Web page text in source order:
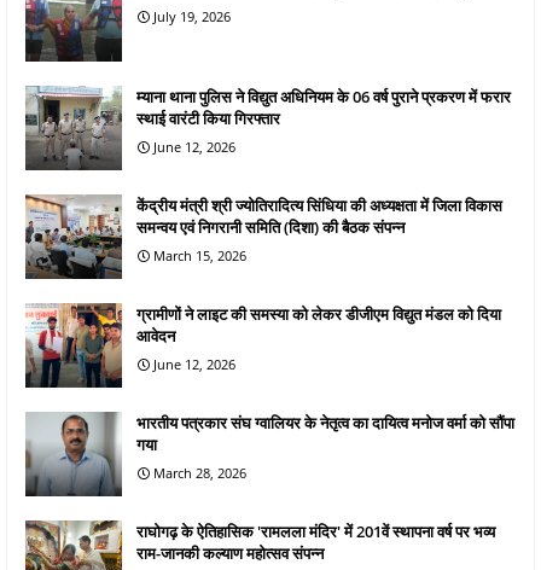
July 19, 2026
म्याना थाना पुलिस ने विद्युत अधिनियम के 06 वर्ष पुराने प्रकरण में फरार
स्थाई वारंटी किया गिरफ्तार
June 12, 2026
केंद्रीय मंत्री श्री ज्योतिरादित्य सिंधिया की अध्यक्षता में जिला विकास
समन्वय एवं निगरानी समिति (दिशा) की बैठक संपन्न
March 15, 2026
ग्रामीणों ने लाइट की समस्या को लेकर डीजीएम विद्युत मंडल को दिया
आवेदन
June 12, 2026
भारतीय पत्रकार संघ ग्वालियर के नेतृत्व का दायित्व मनोज वर्मा को सौंपा
गया
March 28, 2026
राघोगढ़ के ऐतिहासिक 'रामलला मंदिर' में 201वें स्थापना वर्ष पर भव्य
राम-जानकी कल्याण महोत्सव संपन्न